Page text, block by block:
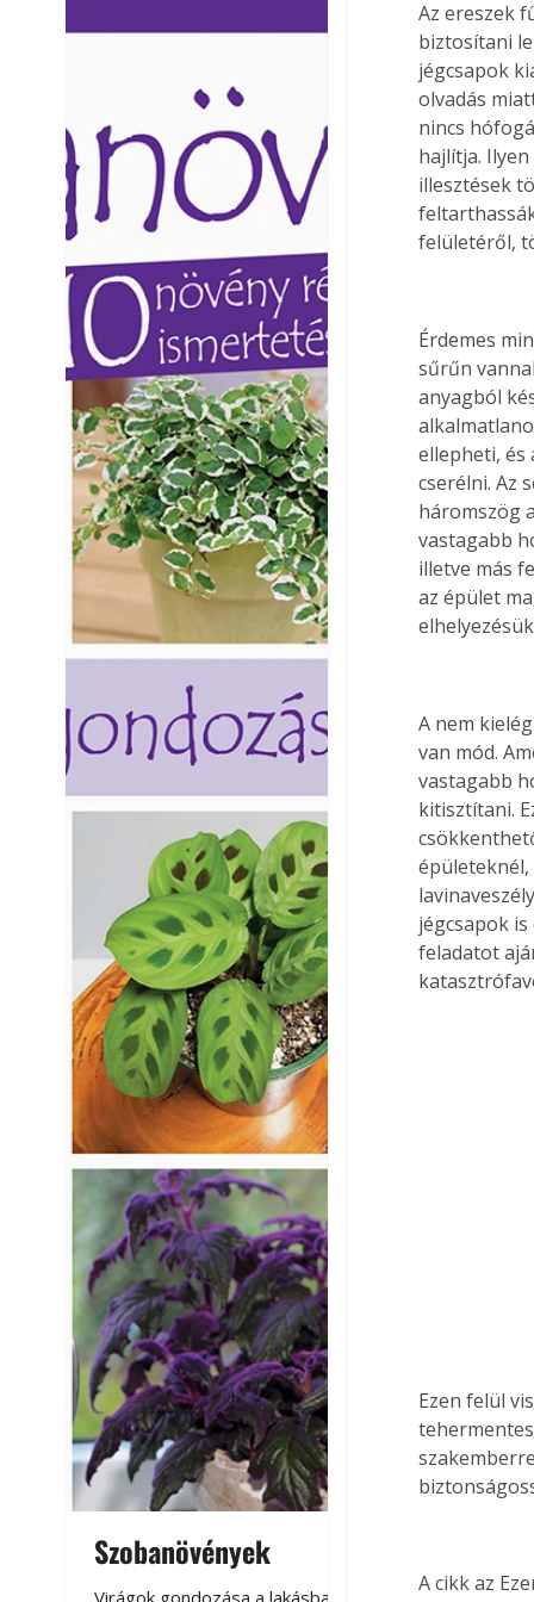
Ezermester
Laptapir kényelmes
mert: – t
Szobanövények
teraszon,
Az ereszek
biztosítani
jégcsapok
olvadás
nincs
hajlítja.
illesztések
felületéről,
Érdemes
sűrűn
anyagból
ellepheti, és
cserélni. Az
háromszög
vastagabb
illetve más
az épület
A nem
van mód.
vastagabb
kitisztítani.
épületeknél,
jégcsapok
feladatot
Ezen felül
A cikk az